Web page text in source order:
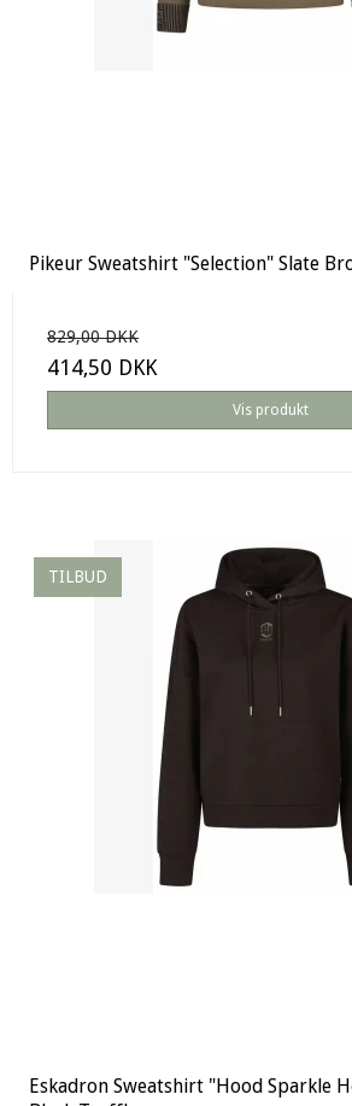
Pikeur Sweatshirt "Selection" Slate
829,00 DKK
414,50 DKK
Vis produkt
TILBUD
Eskadron Sweatshirt "Hood Sparkle